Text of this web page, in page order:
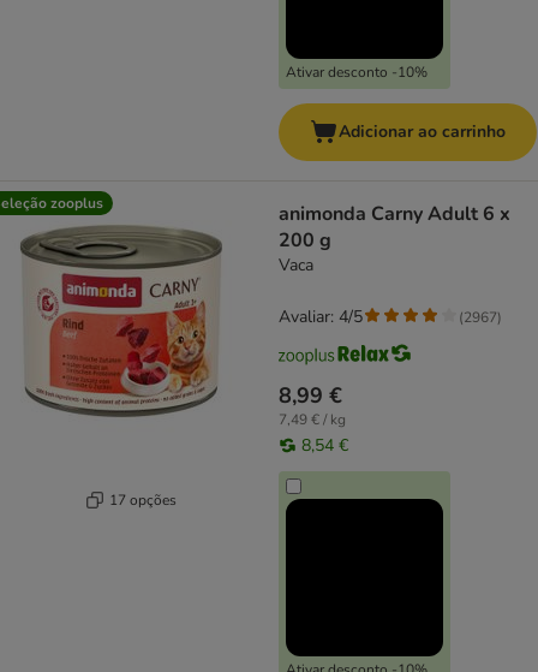
Ativar desconto -10%
Adicionar ao carrinho
zooplus
17 opções
animonda Carny Adult 6 x
200 g
Vaca
8,99 €
7,49 € / kg
8,54 €
Avaliar: 4/5 (2967)